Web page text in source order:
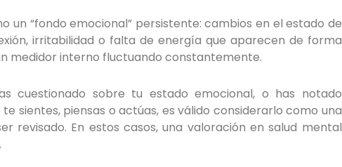
un “fondo emocional” persistente: cambios en el estado de
irritabilidad o falta de energía que aparecen de forma
medidor interno fluctuando constantemente.
cuestionado sobre tu estado emocional, o has notado
sientes, piensas o actúas, es válido considerarlo como una
revisado. En estos casos, una valoración en salud mental